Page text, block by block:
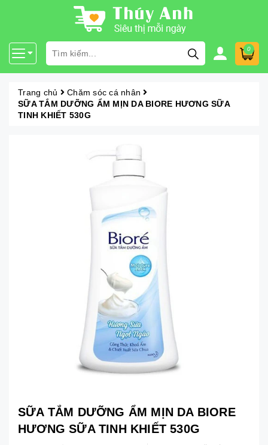
0
Trang chủ
Chăm sóc cá nhân
SỮA TẮM DƯỠNG ẨM MỊN DA BIORE HƯƠNG SỮA
TINH KHIẾT 530G
SỮA TẮM DƯỠNG ẨM MỊN DA BIORE
HƯƠNG SỮA TINH KHIẾT 530G